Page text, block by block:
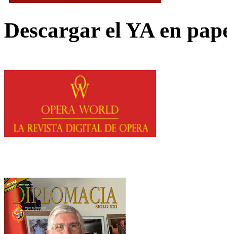
Descargar el YA en